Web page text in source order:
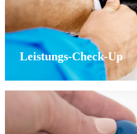
Leistungs-Check-Up